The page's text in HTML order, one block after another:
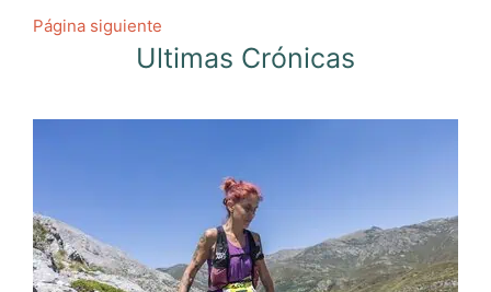
Página siguiente
Ultimas Crónicas